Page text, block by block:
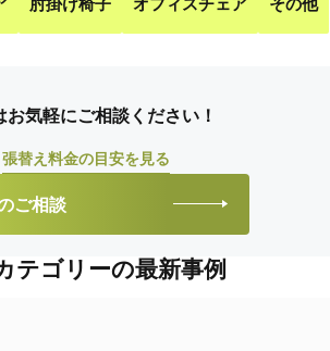
お気軽にご相談ください！
張替え料金の目安を見る
ご相談
テゴリーの最新事例